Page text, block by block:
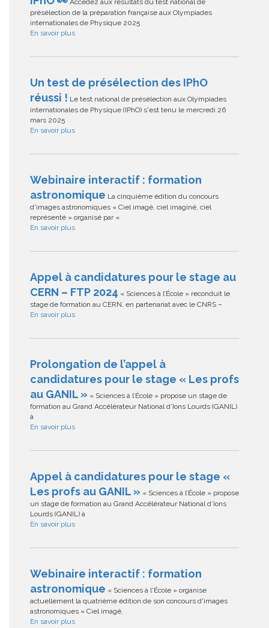
présélection de la préparation française aux Olympiades
internationales de Physique 2025
En savoir plus
Un test de présélection des IPhO
réussi ! Le test national de présélection aux Olympiades
internationales de Physique (IPhO) s'est tenu le mercredi 26
mars 2025
En savoir plus
Webinaire interactif : formation
astronomique La cinquième édition du concours
d'images astronomiques « Ciel imagé, ciel imaginé, ciel
représenté » organisé par «
En savoir plus
Appel à candidatures pour le stage au
CERN – FTP 2024 « Sciences à l’École » reconduit le
stage de formation au CERN, en partenariat avec le CNRS –
En savoir plus
Prolongation de l’appel à
candidatures pour le stage « Les profs
au GANIL » « Sciences à l’École » propose un stage de
formation au Grand Accélérateur National d’Ions Lourds (GANIL)
à
En savoir plus
Appel à candidatures pour le stage «
Les profs au GANIL » « Sciences à l’École » propose
un stage de formation au Grand Accélérateur National d’Ions
Lourds (GANIL) à
En savoir plus
Webinaire interactif : formation
astronomique « Sciences à l'École » organise
actuellement la quatrième édition de son concours d'images
astronomiques « Ciel imagé,
En savoir plus